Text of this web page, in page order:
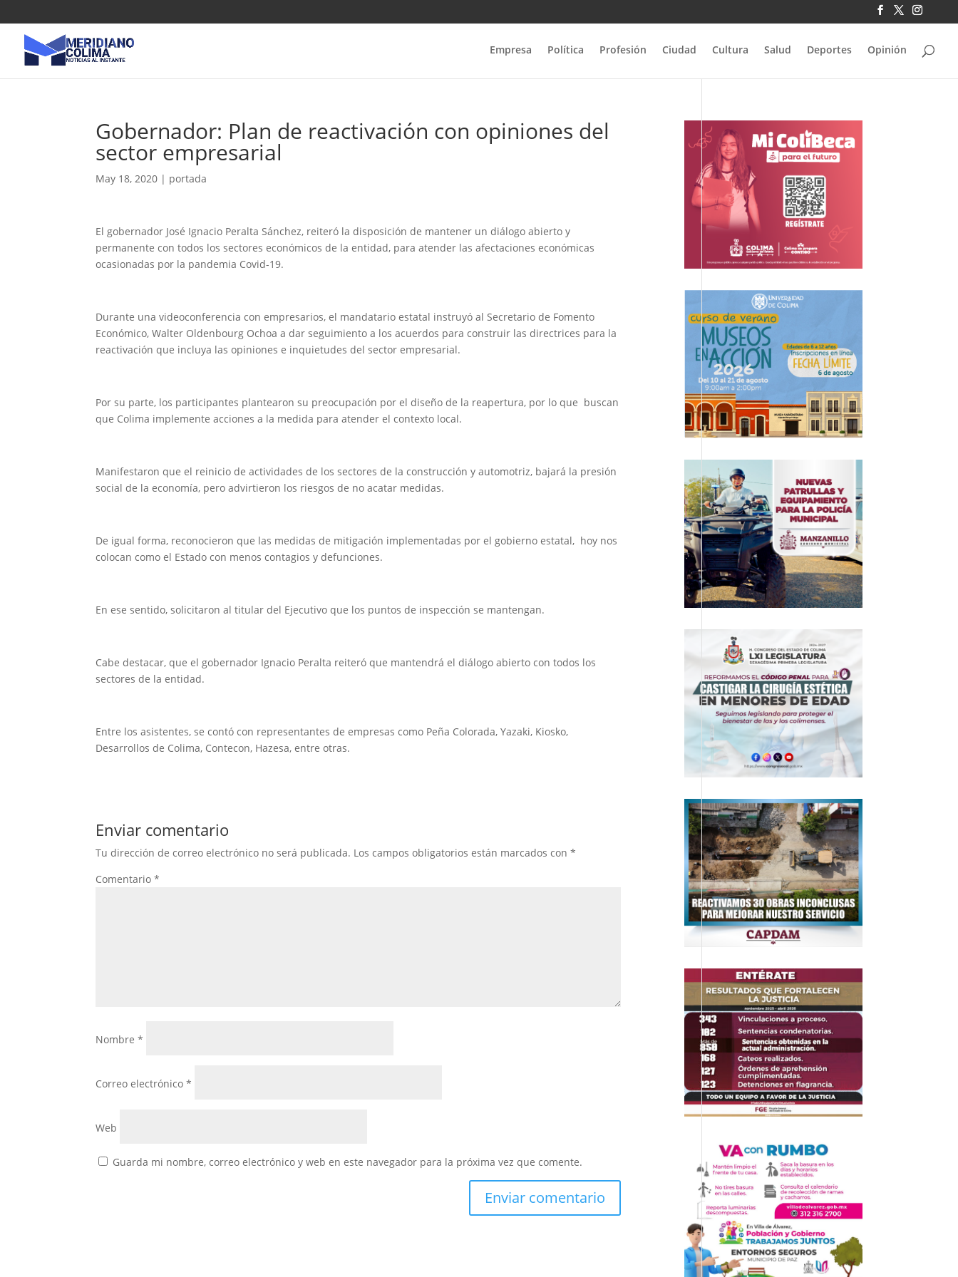
Empresa Política Profesión Ciudad Cultura Salud Deportes Opinión
Gobernador: Plan de reactivación con opiniones del
sector empresarial
May 18, 2020 | portada
El gobernador José Ignacio Peralta Sánchez, reiteró la disposición de mantener un diálogo abierto y
permanente con todos los sectores económicos de la entidad, para atender las afectaciones económicas
ocasionadas por la pandemia Covid-19.
Durante una videoconferencia con empresarios, el mandatario estatal instruyó al Secretario de Fomento
Económico, Walter Oldenbourg Ochoa a dar seguimiento a los acuerdos para construir las directrices para la
reactivación que incluya las opiniones e inquietudes del sector empresarial.
Por su parte, los participantes plantearon su preocupación por el diseño de la reapertura, por lo que buscan
que Colima implemente acciones a la medida para atender el contexto local.
Manifestaron que el reinicio de actividades de los sectores de la construcción y automotriz, bajará la presión
social de la economía, pero advirtieron los riesgos de no acatar medidas.
De igual forma, reconocieron que las medidas de mitigación implementadas por el gobierno estatal, hoy nos
colocan como el Estado con menos contagios y defunciones.
En ese sentido, solicitaron al titular del Ejecutivo que los puntos de inspección se mantengan.
Cabe destacar, que el gobernador Ignacio Peralta reiteró que mantendrá el diálogo abierto con todos los
sectores de la entidad.
Entre los asistentes, se contó con representantes de empresas como Peña Colorada, Yazaki, Kiosko,
Desarrollos de Colima, Contecon, Hazesa, entre otras.
Enviar comentario
Tu dirección de correo electrónico no será publicada. Los campos obligatorios están marcados con*
Comentario*
Nombre*
Correo electrónico*
Web
Guarda mi nombre, correo electrónico y web en este navegador para la próxima vez que comente.